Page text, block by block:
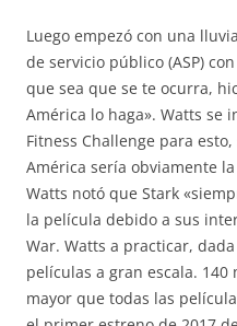
Luego empezó con una
de servicio público (ASP)
que sea que se te ocurra,
América lo haga». Watts se
Fitness Challenge para
América sería obviamente
Watts notó que Stark
la película debido a sus
War. Watts a practicar,
películas a gran escala.
mayor que todas las